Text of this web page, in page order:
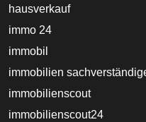
hausverkauf
immo 24
immobil
immobilien
immobilienscout
immobilienscout24